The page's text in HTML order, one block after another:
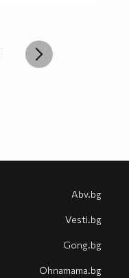
Abv.bg
Vesti.bg
Gong.bg
Оhnamama.bg